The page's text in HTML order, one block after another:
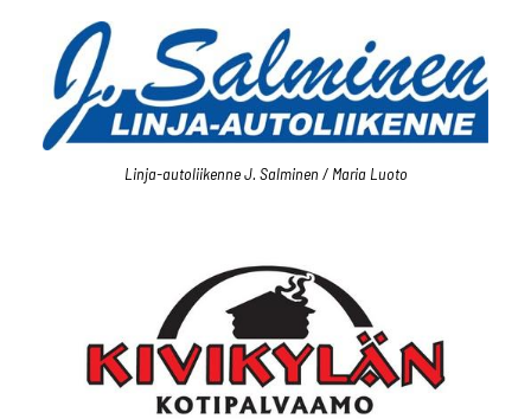
Linja-autoliikenne J. Salminen / Maria Luoto